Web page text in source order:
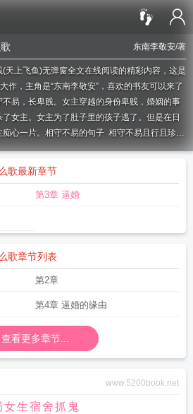
东南李敬安/著
天上飞鱼)无弹窗全文在线阅读的精彩内容，这是
作，主角是“东南李敬安”，喜欢的书友可以来了
易，长卑贱。女主穿越的身份卑贱，婚姻的事
女主。女主为了肚子里的孩子逃了。但是在日
心一片。 相守不易的句子 相守不易且行且珍惜
意思相守不离白首不弃相守容易相处难完整
易什么意思 相守不易是什么意思
句子 相守却很难是什么意思
歌最新章节
第3章 逼婚
歌章节列表
第2章
第4章 逼婚的缘由
查看更多章节...
www.5200book.net
女生宿舍抓鬼